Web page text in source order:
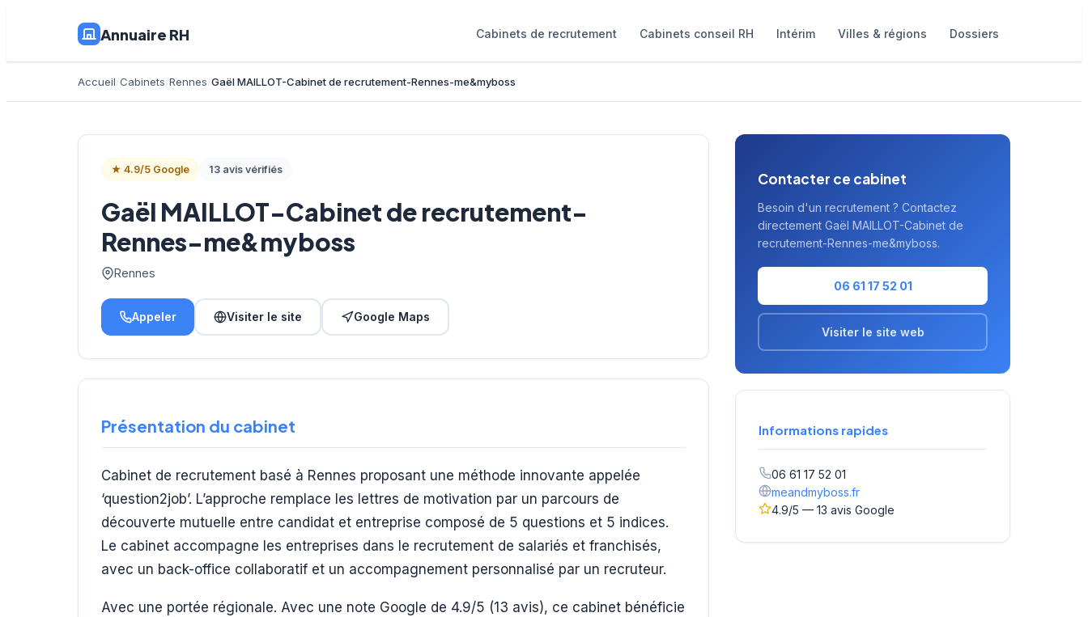
Annuaire RH Cabinets de recrutement Cabinets conseil RH Intérim Villes & régions Dossiers
Accueil Cabinets Rennes Gaël MAILLOT-Cabinet de recrutement-Rennes-me&myboss
★ 4.9/5 Google 13 avis vérifiés
Gaël MAILLOT-Cabinet de recrutement-
Rennes-me&myboss
Rennes
Appeler Visiter le site Google Maps
Présentation du cabinet
Cabinet de recrutement basé à Rennes proposant une méthode innovante appelée
‘question2job’. L’approche remplace les lettres de motivation par un parcours de
découverte mutuelle entre candidat et entreprise composé de 5 questions et 5 indices.
Le cabinet accompagne les entreprises dans le recrutement de salariés et franchisés,
avec un back-office collaboratif et un accompagnement personnalisé par un recruteur.
Avec une portée régionale. Avec une note Google de 4.9/5 (13 avis), ce cabinet bénéficie
Contacter ce cabinet
Besoin d'un recrutement ? Contactez
directement Gaël MAILLOT-Cabinet de
recrutement-Rennes-me&myboss.
06 61 17 52 01
Visiter le site web
Informations rapides
06 61 17 52 01
meandmyboss.fr
4.9/5 — 13 avis Google